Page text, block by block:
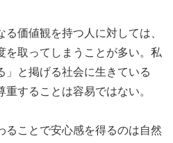
価値観を持つ人に対しては、
を取ってしまうことが多い。私
」と掲げる社会に生きている
することは容易ではない。
ることで安心感を得るのは自然